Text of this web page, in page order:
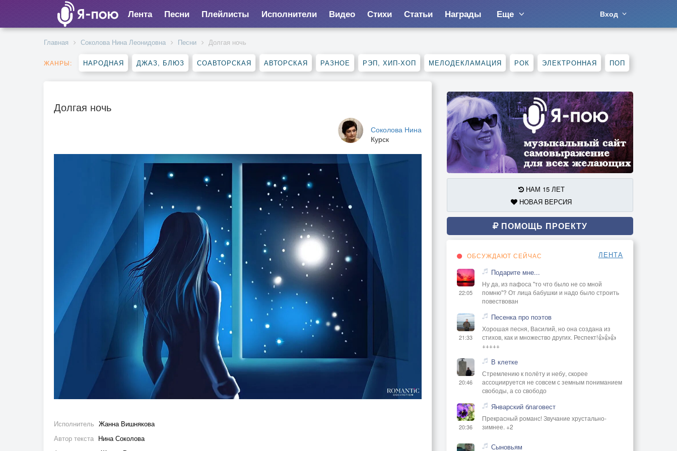
Лента Песни Плейлисты Исполнители Видео Стихи Статьи Награды Еще Вход
Главная Соколова Нина Леонидовна Песни Долгая ночь
ЖАНРЫ: НАРОДНАЯ ДЖАЗ, БЛЮЗ СОАВТОРСКАЯ АВТОРСКАЯ РАЗНОЕ РЭП, ХИП-ХОП МЕЛОДЕКЛАМАЦИЯ РОК ЭЛЕКТРОННАЯ ПОП
Долгая ночь
Соколова Нина
Курск
Исполнитель Жанна Вишнякова
Автор текста Нина Соколова
НАМ 15 ЛЕТ
НОВАЯ ВЕРСИЯ
ПОМОЩЬ ПРОЕКТУ
ОБСУЖДАЮТ СЕЙЧАС ЛЕНТА
22:05
Подарите мне...
Ну да, из пафоса "то что было не со мной
помню"? От лица бабушки и надо было строить
повествован
21:33
Песенка про поэтов
Хорошая песня, Василий, но она создана из
стихов, как и множество других. Респект!👍👍👍
+++++
20:46
В клетке
Стремлению к полёту и небу, скорее
ассоциируется не совсем с земным пониманием
свободы, а со свободо
20:36
Январский благовест
Прекрасный романс! Звучание хрустально-
зимнее. +2
Сыновьям